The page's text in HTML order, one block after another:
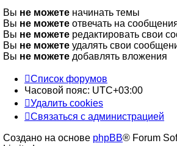
Вы не можете начинать темы
Вы не можете отвечать на
Вы не можете редактировать свои
Вы не можете удалять свои
Вы не можете добавлять вложения
Список форумов
Часовой пояс: UTC+03:00
Удалить cookies
Связаться с администрацией
Создано на основе phpBB® Forum